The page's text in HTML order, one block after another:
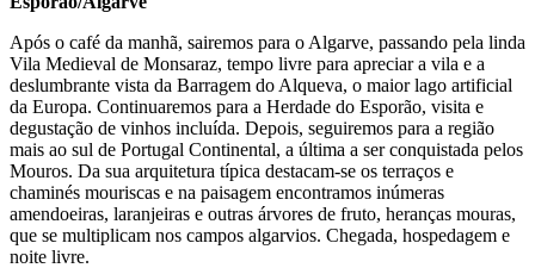
Após o café da manhã, sairemos para o Algarve, passando pela linda
Vila Medieval de Monsaraz, tempo livre para apreciar a vila e a
deslumbrante vista da Barragem do Alqueva, o maior lago artificial
da Europa. Continuaremos para a Herdade do Esporão, visita e
degustação de vinhos incluída. Depois, seguiremos para a região
mais ao sul de Portugal Continental, a última a ser conquistada pelos
Mouros. Da sua arquitetura típica destacam-se os terraços e
chaminés mouriscas e na paisagem encontramos inúmeras
amendoeiras, laranjeiras e outras árvores de fruto, heranças mouras,
que se multiplicam nos campos algarvios. Chegada, hospedagem e
noite livre.